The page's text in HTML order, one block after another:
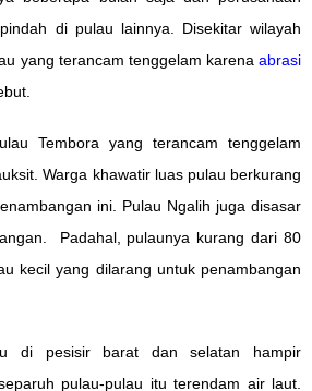
di pulau lainnya. Disekitar wilayah
yang terancam tenggelam karena abrasi
Tembora yang terancam tenggelam
Warga khawatir luas pulau berkurang
ini. Pulau Ngalih juga disasar
Padahal, pulaunya kurang dari 80
kecil yang dilarang untuk penambangan
di pesisir barat dan selatan hampir
pulau-pulau itu terendam air laut.